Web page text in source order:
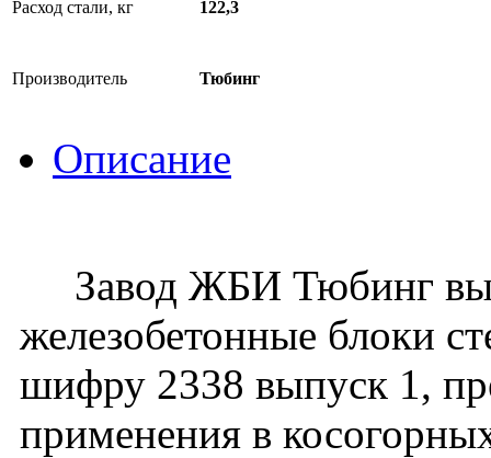
Расход стали, кг 122,3
Производитель Тюбинг
Описание
Завод ЖБИ Тюбинг
железобетонные блоки
шифру 2338 выпуск 1,
применения в